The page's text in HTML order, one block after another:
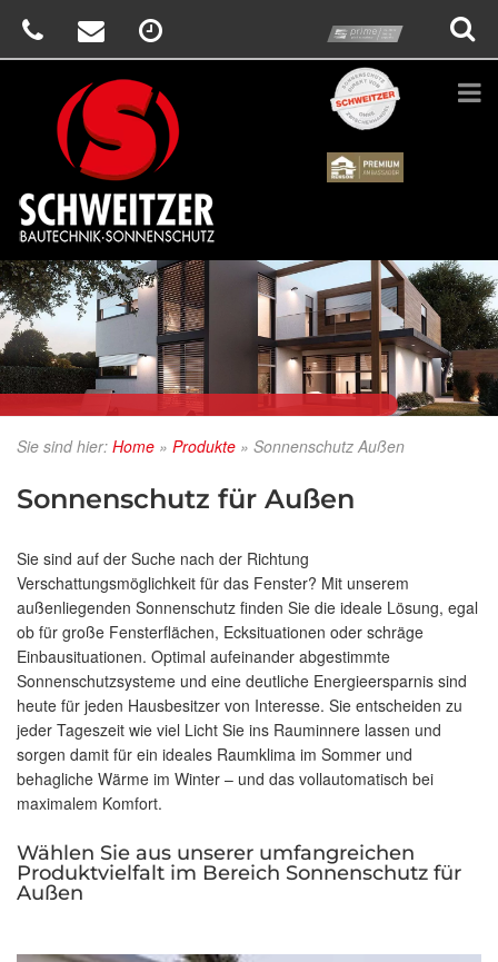
Sie sind hier: Home » Produkte » Sonnenschutz Außen
Sonnenschutz für Außen
Sie sind auf der Suche nach der Richtung
Verschattungsmöglichkeit für das Fenster? Mit unserem
außenliegenden Sonnenschutz finden Sie die ideale Lösung, egal
ob für große Fensterflächen, Ecksituationen oder schräge
Einbausituationen. Optimal aufeinander abgestimmte
Sonnenschutzsysteme und eine deutliche Energieersparnis sind
heute für jeden Hausbesitzer von Interesse. Sie entscheiden zu
jeder Tageszeit wie viel Licht Sie ins Rauminnere lassen und
sorgen damit für ein ideales Raumklima im Sommer und
behagliche Wärme im Winter – und das vollautomatisch bei
maximalem Komfort.
Wählen Sie aus unserer umfangreichen
Produktvielfalt im Bereich Sonnenschutz für
Außen
Schweitzer